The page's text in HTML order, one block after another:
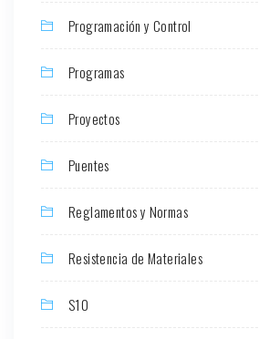
Programación y Control
Programas
Proyectos
Puentes
Reglamentos y Normas
Resistencia de Materiales
S10